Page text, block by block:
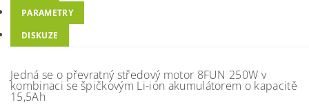
PARAMETRY
DISKUZE
Jedná se o převratný středový motor 8FUN 250W v
kombinaci se špičkovým Li-ion akumulátorem o kapacitě
15,5Ah